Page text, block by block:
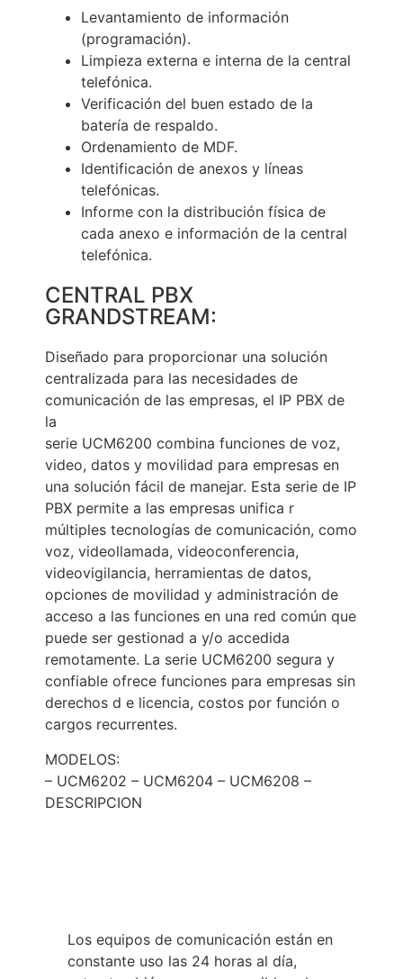
Levantamiento de información
(programación).
Limpieza externa e interna de la central
telefónica.
Verificación del buen estado de la
batería de respaldo.
Ordenamiento de MDF.
Identificación de anexos y líneas
telefónicas.
Informe con la distribución física de
cada anexo e información de la central
telefónica.
CENTRAL PBX
GRANDSTREAM:
Diseñado para proporcionar una solución
centralizada para las necesidades de
comunicación de las empresas, el IP PBX de
la
serie UCM6200 combina funciones de voz,
video, datos y movilidad para empresas en
una solución fácil de manejar. Esta serie de IP
PBX permite a las empresas unifica r
múltiples tecnologías de comunicación, como
voz, videollamada, videoconferencia,
videovigilancia, herramientas de datos,
opciones de movilidad y administración de
acceso a las funciones en una red común que
puede ser gestionad a y/o accedida
remotamente. La serie UCM6200 segura y
confiable ofrece funciones para empresas sin
derechos d e licencia, costos por función o
cargos recurrentes.
MODELOS:
– UCM6202 – UCM6204 – UCM6208 –
DESCRIPCION
Los equipos de comunicación están en
constante uso las 24 horas al día,